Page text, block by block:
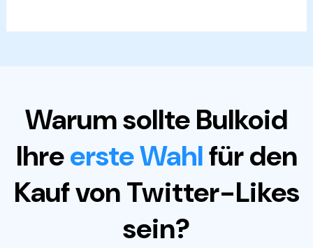
Warum sollte Bulkoid
Ihreerste Wahlfür den
Kauf von Twitter-Likes
sein?